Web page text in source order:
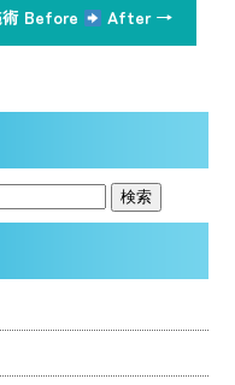
Before After →